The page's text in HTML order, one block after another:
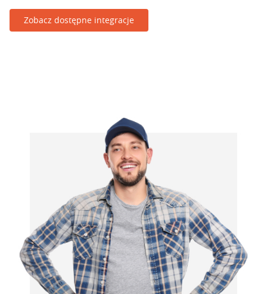
Zobacz dostępne integracje